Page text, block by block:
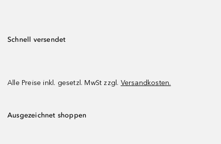
Schnell versendet
Alle Preise inkl. gesetzl. MwSt zzgl. Versandkosten.
Ausgezeichnet shoppen